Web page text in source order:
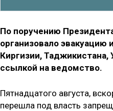
По поручению
организовало
Киргизии,
ссылкой на ведомство.
Пятнадцатого августа,
перешла под власть